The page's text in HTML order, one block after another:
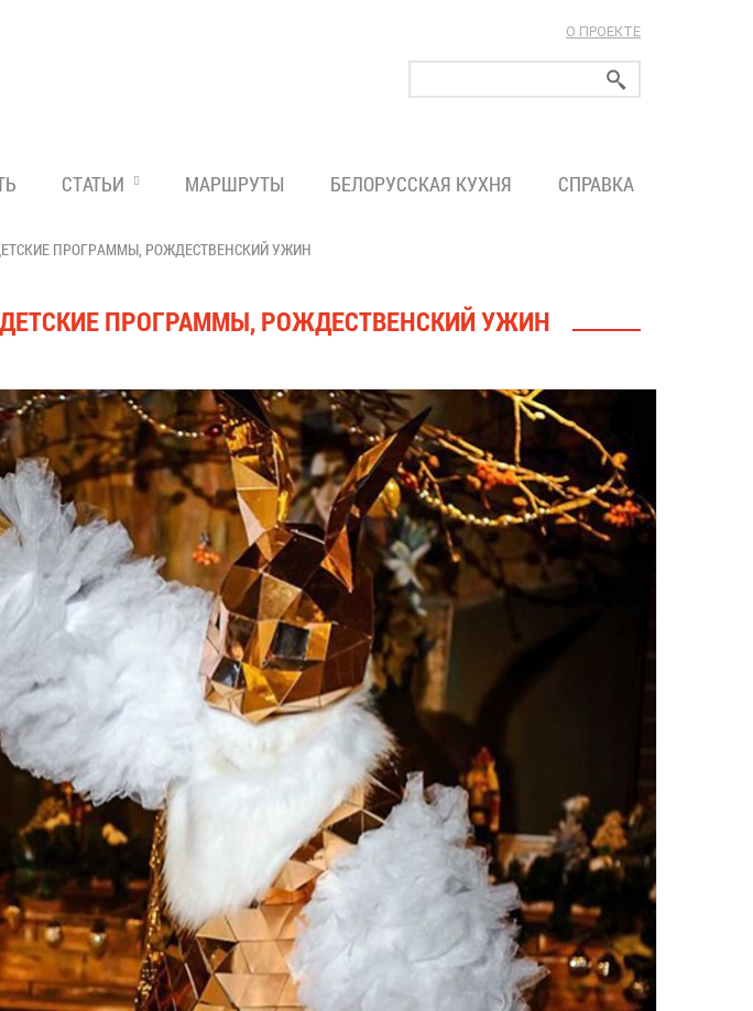
О ПРОЕКТЕ
СТАТЬИ МАРШРУТЫ БЕЛОРУССКАЯ КУХНЯ СПРАВКА
ПРОГРАММЫ, РОЖДЕСТВЕНСКИЙ УЖИН
ПРОГРАММЫ, РОЖДЕСТВЕНСКИЙ УЖИН